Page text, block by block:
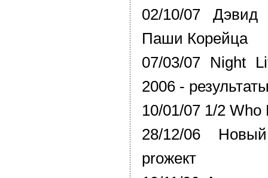
02/10/07
Паши Корейца
07/03/07 Night
2006 -
10/01/07 1/2 Who
28/12/06
proжект